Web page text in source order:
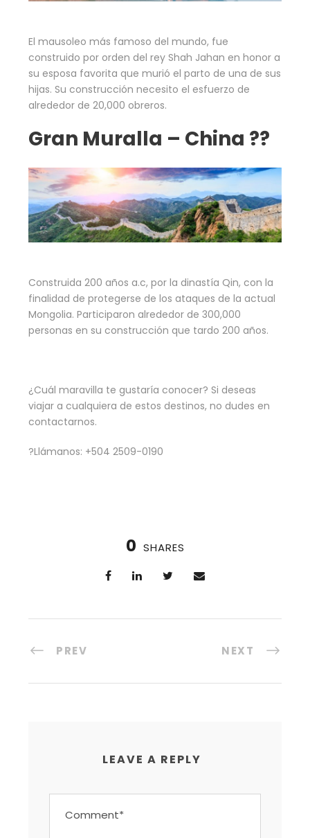
El mausoleo más famoso del mundo, fue
construido por orden del rey Shah Jahan en honor a
su esposa favorita que murió el parto de una de sus
hijas. Su construcción necesito el esfuerzo de
alrededor de 20,000 obreros.
Gran Muralla – China ??
Construida 200 años a.c, por la dinastía Qin, con la
finalidad de protegerse de los ataques de la actual
Mongolia. Participaron alrededor de 300,000
personas en su construcción que tardo 200 años.
¿Cuál maravilla te gustaría conocer? Si deseas
viajar a cualquiera de estos destinos, no dudes en
contactarnos.
?Llámanos: +504 2509-0190
0 SHARES
PREV NEXT
LEAVE A REPLY